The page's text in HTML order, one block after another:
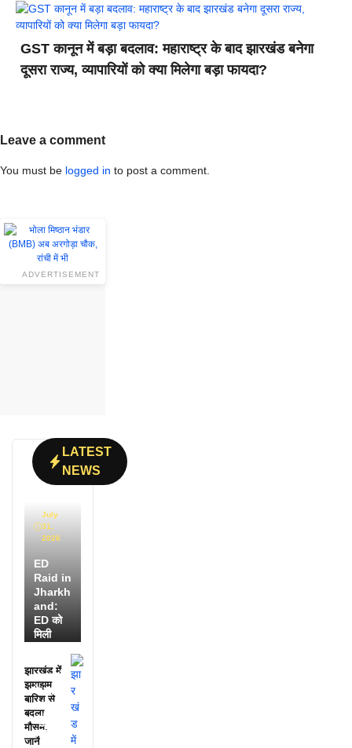
GST कानून में बड़ा बदलाव: महाराष्ट्र के बाद झारखंड बनेगा
दूसरा राज्य, व्यापारियों को क्या मिलेगा बड़ा फायदा?
Leave a comment
You must be logged in to post a comment.
ADVERTISEMENT
LATEST
NEWS
July
31,
2026
ED
Raid in
Jharkh
and:
ED को
मिली
25
अफसरों
के नाम,
हर महीने
पहुंचते थे
लाखों!
झारखंड में
झमाझम
बारिश से
बदला
मौसम,
जानें